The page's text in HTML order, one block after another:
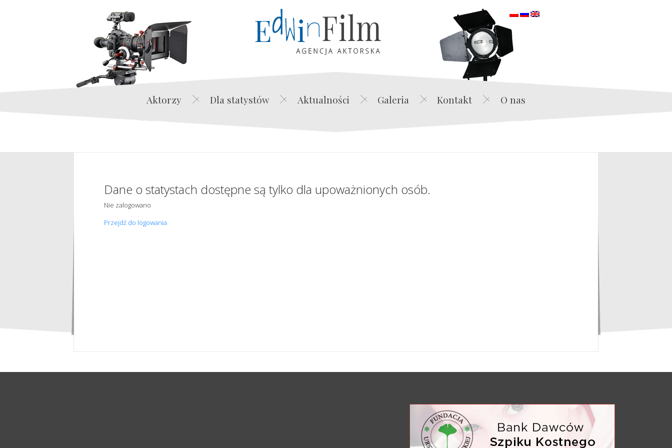
Edwin Film Agencja Aktorska
Aktorzy Dla statystów Aktualności Galeria Kontakt O nas
Dane o statystach dostępne są tylko dla upoważnionych osób.
Nie zalogowano
Przejdź do logowania